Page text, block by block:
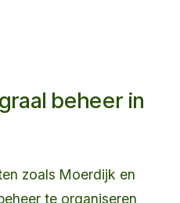
beheer in
zoals Moerdijk en
te organiseren